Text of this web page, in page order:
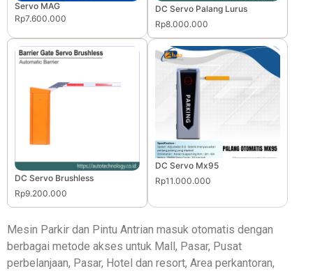
Servo MAG
Rp7.600.000
DC Servo Palang Lurus
Rp8.000.000
DC Servo Brushless
Rp9.200.000
DC Servo Mx95
Rp11.000.000
Mesin Parkir dan Pintu Antrian masuk otomatis dengan
berbagai metode akses untuk Mall, Pasar, Pusat
perbelanjaan, Pasar, Hotel dan resort, Area perkantoran,